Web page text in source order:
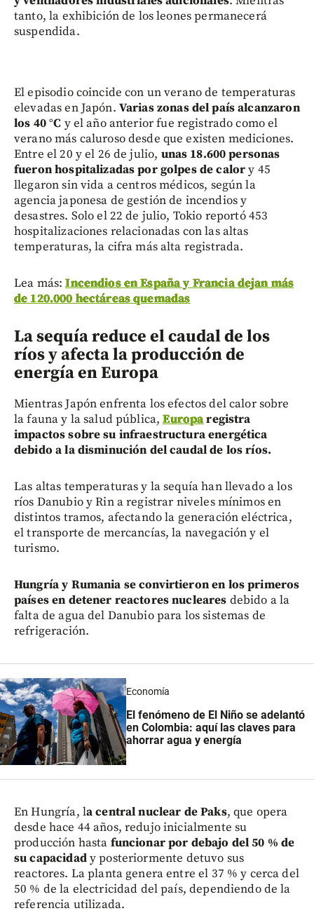
tanto, la exhibición de los leones permanecerá
suspendida.
El episodio coincide con un verano de temperaturas
elevadas en Japón. Varias zonas del país alcanzaron
los 40 °C y el año anterior fue registrado como el
verano más caluroso desde que existen mediciones.
Entre el 20 y el 26 de julio, unas 18.600 personas
fueron hospitalizadas por golpes de calory 45
llegaron sin vida a centros médicos, según la
agencia japonesa de gestión de incendios y
desastres. Solo el 22 de julio, Tokio reportó 453
hospitalizaciones relacionadas con las altas
temperaturas, la cifra más alta registrada.
Lea más:Incendios en España y Francia dejan más
de 120.000 hectáreas quemadas
La sequía reduce el caudal de los
ríos y afecta la producción de
energía en Europa
Mientras Japón enfrenta los efectos del calor sobre
la fauna y la salud pública,Europaregistra
impactos sobre su infraestructura energética
debido a la disminución del caudal de los ríos.
Las altas temperaturas y la sequía han llevado a los
ríos Danubio y Rin a registrar niveles mínimos en
distintos tramos, afectando la generación eléctrica,
el transporte de mercancías, la navegación y el
turismo.
Hungría y Rumania se convirtieron en los primeros
países en detener reactores nucleares debido a la
falta de agua del Danubio para los sistemas de
refrigeración.
Economía
El fenómeno de El Niño se adelantó
en Colombia: aquí las claves para
ahorrar agua y energía
En Hungría, la central nuclear de Paks, que opera
desde hace 44 años, redujo inicialmente su
producción hasta funcionar por debajo del 50 % de
su capacidady posteriormente detuvo sus
reactores. La planta genera entre el 37 % y cerca del
50 % de la electricidad del país, dependiendo de la
referencia utilizada.